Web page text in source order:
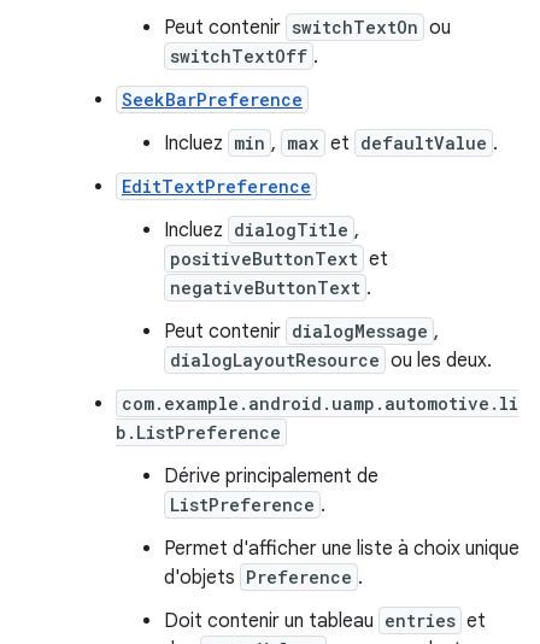
Peut contenir switchTextOn ou
switchTextOff .
SeekBarPreference
Incluez min , max et defaultValue .
EditTextPreference
Incluez dialogTitle ,
positiveButtonText et
negativeButtonText .
Peut contenir dialogMessage ,
dialogLayoutResource ou les deux.
com.example.android.uamp.automotive.li
b.ListPreference
Dérive principalement de
ListPreference .
Permet d'afficher une liste à choix unique
d'objets Preference .
Doit contenir un tableau entries et